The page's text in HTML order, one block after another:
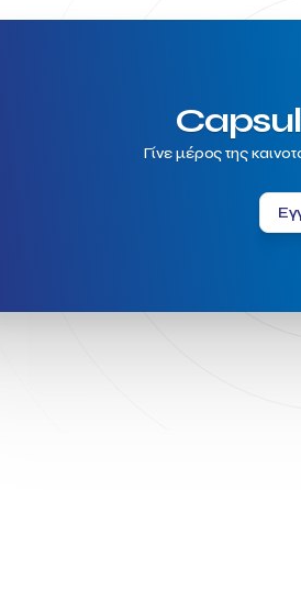
Γίνε μέρος της